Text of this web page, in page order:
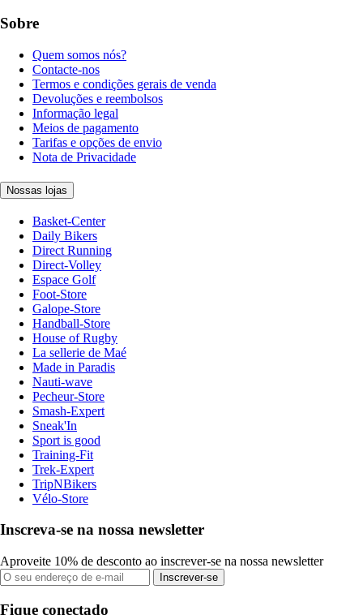
Sobre
Quem somos nós?
Contacte-nos
Termos e condições gerais de venda
Devoluções e reembolsos
Informação legal
Meios de pagamento
Tarifas e opções de envio
Nota de Privacidade
Nossas lojas
Basket-Center
Daily Bikers
Direct Running
Direct-Volley
Espace Golf
Foot-Store
Galope-Store
Handball-Store
House of Rugby
La sellerie de Maé
Made in Paradis
Nauti-wave
Pecheur-Store
Smash-Expert
Sneak'In
Sport is good
Training-Fit
Trek-Expert
TripNBikers
Vélo-Store
Inscreva-se na nossa newsletter
Aproveite 10% de desconto ao inscrever-se na nossa newsletter
Inscrever-se
Fique conectado